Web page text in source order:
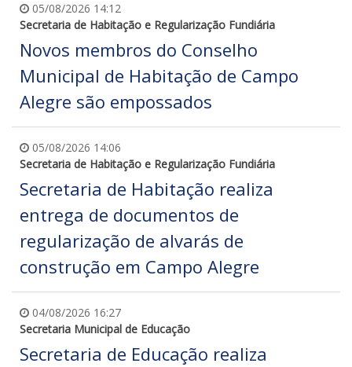
05/08/2026 14:12
Secretaria de Habitação e Regularização Fundiária
Novos membros do Conselho
Municipal de Habitação de Campo
Alegre são empossados
05/08/2026 14:06
Secretaria de Habitação e Regularização Fundiária
Secretaria de Habitação realiza
entrega de documentos de
regularização de alvarás de
construção em Campo Alegre
04/08/2026 16:27
Secretaria Municipal de Educação
Secretaria de Educação realiza